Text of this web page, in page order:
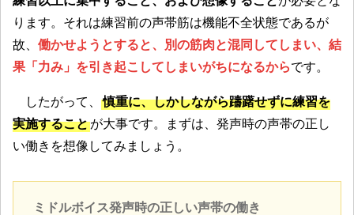
ります。それは練習前の声帯筋は機能不全状態であるが
故、 働かせようとすると、別の筋肉と混同してしまい、結
果「力み」を引き起こしてしまいがちになるからです。
したがって、
慎重に、しかしながら躊躇せずに練習を
実施することが大事です。まずは、発声時の声帯の正し
い働きを想像してみましょう。
ミドルボイス発声時の正しい声帯の働き